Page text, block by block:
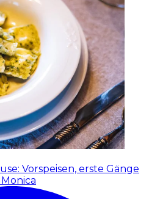
Vorspeisen, erste Gänge